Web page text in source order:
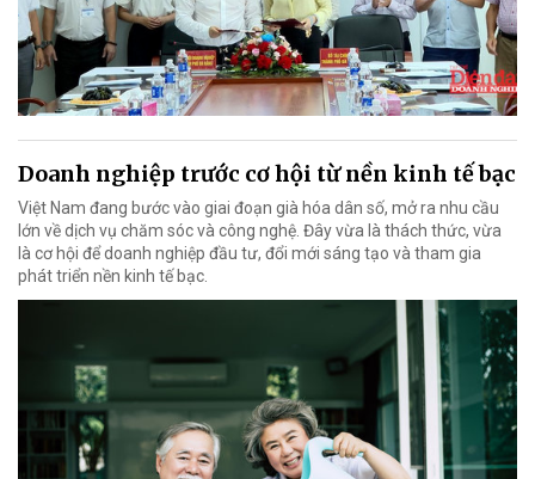
Doanh nghiệp trước cơ hội từ nền kinh tế bạc
Việt Nam đang bước vào giai đoạn già hóa dân số, mở ra nhu cầu
lớn về dịch vụ chăm sóc và công nghệ. Đây vừa là thách thức, vừa
là cơ hội để doanh nghiệp đầu tư, đổi mới sáng tạo và tham gia
phát triển nền kinh tế bạc.